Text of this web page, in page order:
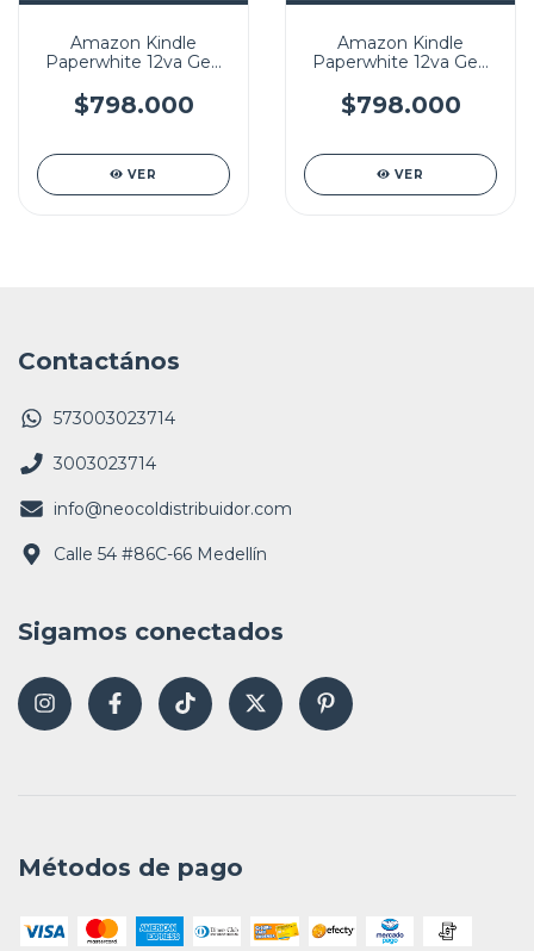
Amazon Kindle
Paperwhite 12va Gen
modelo)
$798.000
VER
Amazon Kindle
Paperwhite 12va Gen
modelo)
$798.000
VER
Contactános
573003023714
3003023714
info@neocoldistribuidor.com
Calle 54 #86C-66 Medellín
Sigamos conectados
Métodos de pago